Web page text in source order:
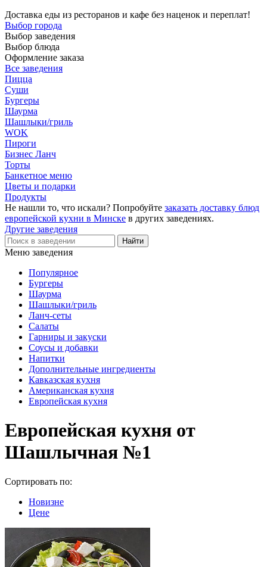
Доставка еды из ресторанов и кафе без наценок и переплат!
Выбор города
Выбор заведения
Выбор блюда
Оформление заказа
Все заведения
Пицца
Суши
Бургеры
Шаурма
Шашлыки/гриль
WOK
Пироги
Бизнес Ланч
Торты
Банкетное меню
Цветы и подарки
Продукты
Не нашли то, что искали? Попробуйте заказать доставку блюд
европейской кухни в Минске в других заведениях.
Другие заведения
Меню заведения
Популярное
Бургеры
Шаурма
Шашлыки/гриль
Ланч-сеты
Салаты
Гарниры и закуски
Соусы и добавки
Напитки
Дополнительные ингредиенты
Кавказская кухня
Американская кухня
Европейская кухня
Европейская кухня от
Шашлычная №1
Сортировать по:
Новизне
Цене